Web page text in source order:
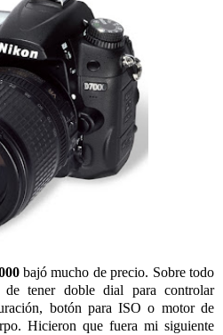
bajó mucho de precio. Sobre todo
tener doble dial para controlar
botón para ISO o motor de
Hicieron que fuera mi siguiente